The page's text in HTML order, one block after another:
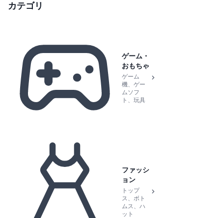
カテゴリ
ゲーム・
おもちゃ
ゲーム
機、ゲー
ムソフ
ト、玩具
ファッシ
ョン
トップ
ス、ボト
ムス、ハ
ット